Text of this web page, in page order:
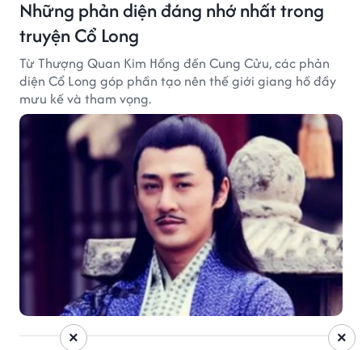
Những phản diện đáng nhớ nhất trong
truyện Cổ Long
Từ Thượng Quan Kim Hồng đến Cung Cửu, các phản
diện Cổ Long góp phần tạo nên thế giới giang hồ đầy
mưu kế và tham vọng.
×
×